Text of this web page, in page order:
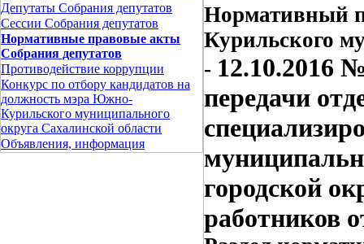
Депутаты Собрания депутатов
Сессии Собрания депутатов
Нормативные правовые акты
Собрания депутатов
Противодействие коррупции
Конкурс по отбору кандидатов на
должность мэра Южно-
Курильского муниципального
округа Сахалинской области
Объявления, информация
Нормативный
Курильского
- 12.10.2016
передачи
городской
работников